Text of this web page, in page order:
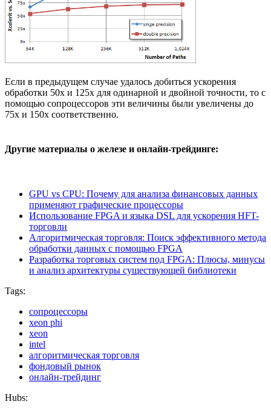
Если в предыдущем случае удалось добиться ускорения
обработки 50x и 125x для одинарной и двойной точности, то с
помощью сопроцессоров эти величины были увеличены до
75x и 150x соответственно.
Другие материалы о железе и онлайн-трейдинге:
GPU vs CPU: Почему для анализа финансовых данных
применяют графические процессоры
Использование FPGA и языка DSL для ускорения HFT-
торговли
Алгоритмическая торговля: Поиск эффективного метода
обработки данных с помощью FPGA
Разработка торговых систем под FPGA: Плюсы, минусы
и анализ архитектуры существующей библиотеки
Tags:
сопроцессоры
xeon phi
xeon
intel
алгоритмическая торговля
фондовый рынок
онлайн-трейдинг
Hubs: